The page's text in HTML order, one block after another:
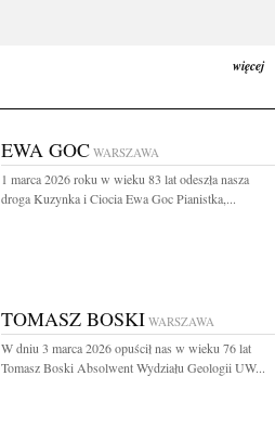
więcej
EWA GOC WARSZAWA
1 marca 2026 roku w wieku 83 lat odeszła nasza
droga Kuzynka i Ciocia Ewa Goc Pianistka,...
TOMASZ BOSKI WARSZAWA
W dniu 3 marca 2026 opuścił nas w wieku 76 lat
Tomasz Boski Absolwent Wydziału Geologii UW...